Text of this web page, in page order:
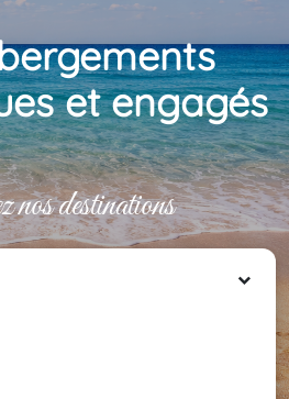
et engagés
destinations